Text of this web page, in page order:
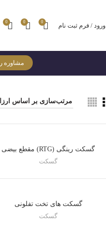
ورود / فرم ثبت نام
0
0
0
مشاوره
گسکت رینگی (RTG) مقطع بیضی
گسکت
گسکت های تخت تفلونی
گسکت